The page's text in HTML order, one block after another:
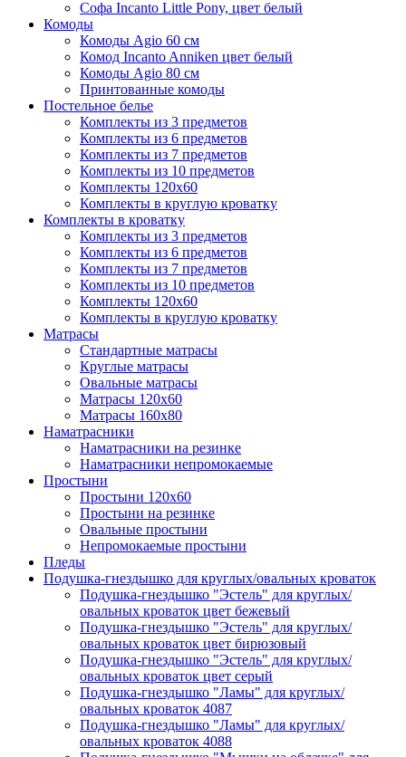
Софа Incanto Little Pony, цвет белый
Комоды
Комоды Agio 60 см
Комод Incanto Anniken цвет белый
Комоды Agio 80 см
Принтованные комоды
Постельное белье
Комплекты из 3 предметов
Комплекты из 6 предметов
Комплекты из 7 предметов
Комплекты из 10 предметов
Комплекты 120х60
Комплекты в круглую кроватку
Комплекты в кроватку
Комплекты из 3 предметов
Комплекты из 6 предметов
Комплекты из 7 предметов
Комплекты из 10 предметов
Комплекты 120х60
Комплекты в круглую кроватку
Матрасы
Стандартные матрасы
Круглые матрасы
Овальные матрасы
Матрасы 120х60
Матрасы 160х80
Наматрасники
Наматрасники на резинке
Наматрасники непромокаемые
Простыни
Простыни 120х60
Простыни на резинке
Овальные простыни
Непромокаемые простыни
Пледы
Подушка-гнездышко для круглых/овальных кроваток
Подушка-гнездышко "Эстель" для круглых/
овальных кроваток цвет бежевый
Подушка-гнездышко "Эстель" для круглых/
овальных кроваток цвет бирюзовый
Подушка-гнездышко "Эстель" для круглых/
овальных кроваток цвет серый
Подушка-гнездышко "Ламы" для круглых/
овальных кроваток 4087
Подушка-гнездышко "Ламы" для круглых/
овальных кроваток 4088